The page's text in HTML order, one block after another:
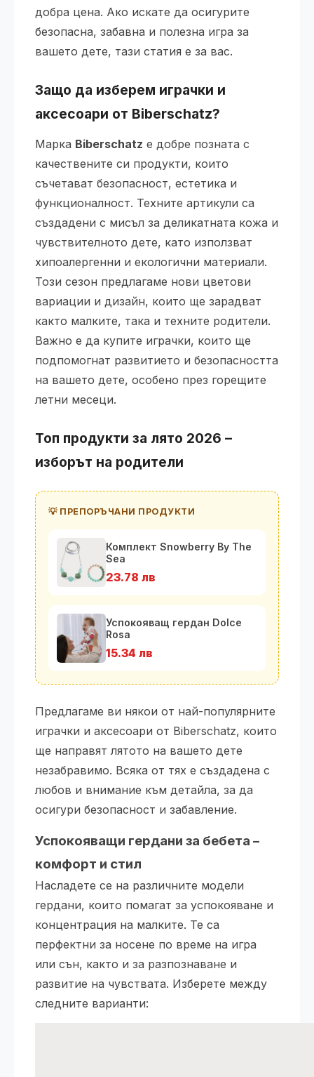
добра цена. Ако искате да осигурите
безопасна, забавна и полезна игра за
вашето дете, тази статия е за вас.
Защо да изберем играчки и
аксесоари от Biberschatz?
Марка Biberschatz е добре позната с
качествените си продукти, които
съчетават безопасност, естетика и
функционалност. Техните артикули са
създадени с мисъл за деликатната кожа и
чувствителното дете, като използват
хипоалергенни и екологични материали.
Този сезон предлагаме нови цветови
вариации и дизайн, които ще зарадват
както малките, така и техните родители.
Важно е да купите играчки, които ще
подпомогнат развитието и безопасността
на вашето дете, особено през горещите
летни месеци.
Топ продукти за лято 2026 –
изборът на родители
💡 ПРЕПОРЪЧАНИ ПРОДУКТИ
Комплект Snowberry By The
Sea
23.78 лв
Успокояващ гердан Dolce
Rosa
15.34 лв
Предлагаме ви някои от най-популярните
играчки и аксесоари от Biberschatz, които
ще направят лятото на вашето дете
незабравимо. Всяка от тях е създадена с
любов и внимание към детайла, за да
осигури безопасност и забавление.
Успокояващи гердани за бебета –
комфорт и стил
Насладете се на различните модели
гердани, които помагат за успокояване и
концентрация на малките. Те са
перфектни за носене по време на игра
или сън, както и за разпознаване и
развитие на чувствата. Изберете между
следните варианти: